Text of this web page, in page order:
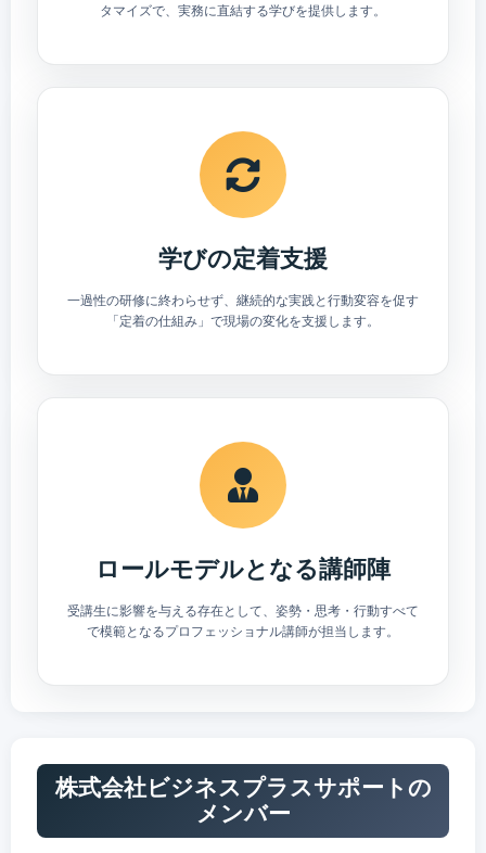
タマイズで、実務に直結する学びを提供します。
学びの定着支援
一過性の研修に終わらせず、継続的な実践と行動変容を促す
「定着の仕組み」で現場の変化を支援します。
ロールモデルとなる講師陣
受講生に影響を与える存在として、姿勢・思考・行動すべて
で模範となるプロフェッショナル講師が担当します。
株式会社ビジネスプラスサポートの
メンバー